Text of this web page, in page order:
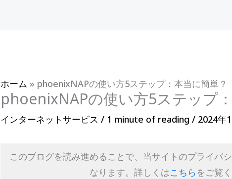
ホーム » phoenixNAPの使い方5ステップ：本当に簡単？
phoenixNAPの使い方5ステップ
インターネットサービス / 1 minute of reading / 2024年
このブログを読み進めることで、当サイトのプライバ
なります。詳しくはこちら をご覧